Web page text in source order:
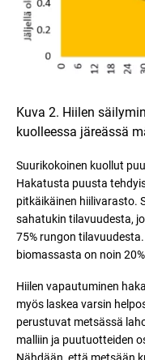
Kuva 2. Hiilen
kuolleessa järeässä
Suurikokoinen kuollut
Hakatusta puusta
pitkäikäinen hiilivarasto.
sahatukin tilavuudesta,
75% rungon
biomassasta on noin
Hiilen vapautuminen
myös laskea varsin
perustuvat metsässä
malliin ja puutuotteiden